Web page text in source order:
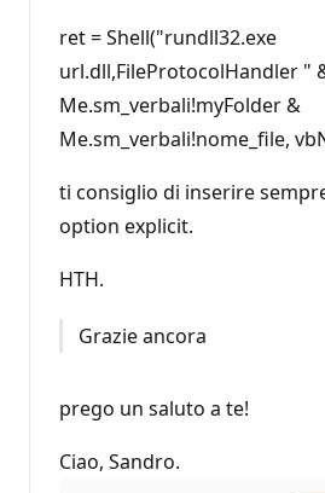
ret = Shell("rundll32.exe
url.dll,FileProtocolHandler "
Me.sm_verbali!myFolder &
Me.sm_verbali!nome_file,
ti consiglio di inserire
option explicit.
HTH.
Grazie ancora
prego un saluto a te!
Ciao, Sandro.